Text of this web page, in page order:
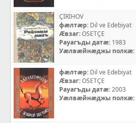
ÇİRİHOV
фæлтæр: Dil ve Edebiyat
Æвзаг:OSETÇE
Рауагъды датæ: 1983
Уæлвæйнæджы полкæ:
фæлтæр: Dil ve Edebiyat
Æвзаг:OSETÇE
Рауагъды датæ:2003
Уæлвæйнæджы полкæ: